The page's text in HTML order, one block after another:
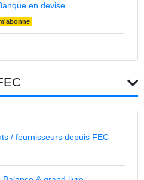
en devise
/ fournisseurs depuis FEC